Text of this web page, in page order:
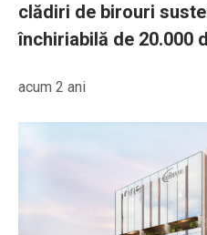
clădiri de birouri
închiriabilă de 20.000
acum 2 ani